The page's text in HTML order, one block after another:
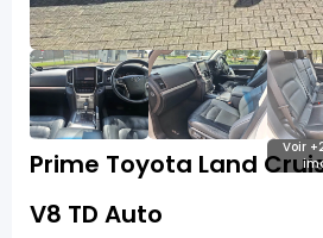
Voir
Prime Toyota Land
V8 TD Auto